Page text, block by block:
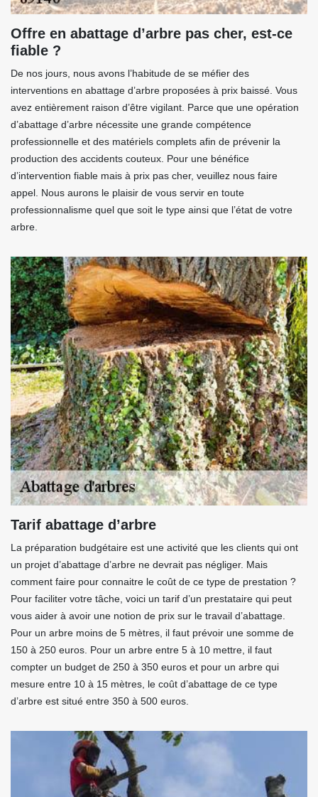
Offre en abattage d’arbre pas cher, est-ce
fiable ?
De nos jours, nous avons l’habitude de se méfier des
interventions en abattage d’arbre proposées à prix baissé. Vous
avez entièrement raison d’être vigilant. Parce que une opération
d’abattage d’arbre nécessite une grande compétence
professionnelle et des matériels complets afin de prévenir la
production des accidents couteux. Pour une bénéfice
d’intervention fiable mais à prix pas cher, veuillez nous faire
appel. Nous aurons le plaisir de vous servir en toute
professionnalisme quel que soit le type ainsi que l’état de votre
arbre.
Tarif abattage d’arbre
La préparation budgétaire est une activité que les clients qui ont
un projet d’abattage d’arbre ne devrait pas négliger. Mais
comment faire pour connaitre le coût de ce type de prestation ?
Pour faciliter votre tâche, voici un tarif d’un prestataire qui peut
vous aider à avoir une notion de prix sur le travail d’abattage.
Pour un arbre moins de 5 mètres, il faut prévoir une somme de
150 à 250 euros. Pour un arbre entre 5 à 10 mettre, il faut
compter un budget de 250 à 350 euros et pour un arbre qui
mesure entre 10 à 15 mètres, le coût d’abattage de ce type
d’arbre est situé entre 350 à 500 euros.